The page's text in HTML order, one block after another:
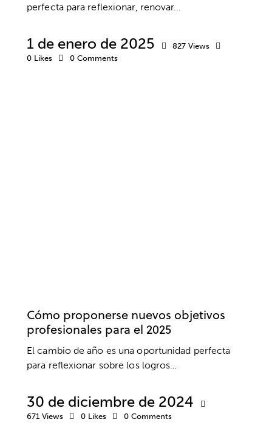
perfecta para reflexionar, renovar…
1 de enero de 2025 827 Views
0 Likes 0 Comments
Cómo proponerse nuevos objetivos
profesionales para el 2025
El cambio de año es una oportunidad perfecta
para reflexionar sobre los logros…
30 de diciembre de 2024
671 Views 0 Likes 0 Comments